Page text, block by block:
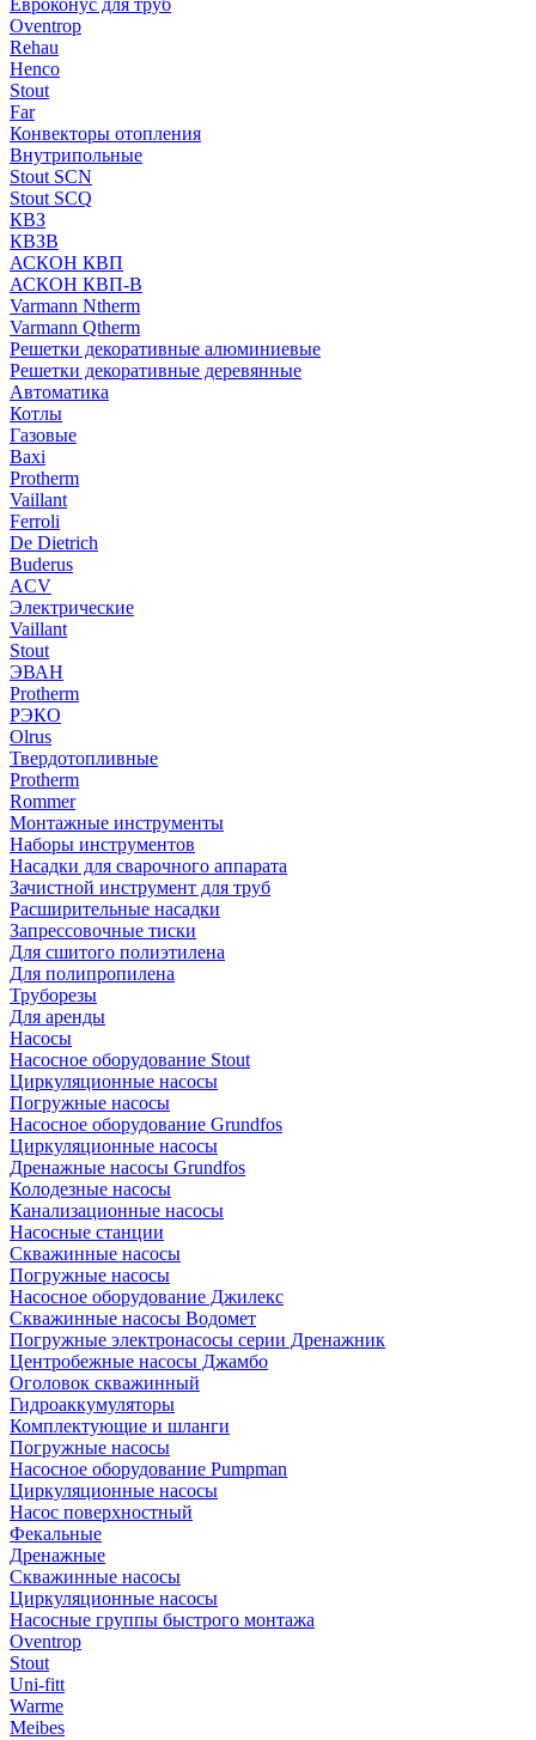
Евроконус для труб
Oventrop
Rehau
Henco
Stout
Far
Конвекторы отопления
Внутрипольные
Stout SCN
Stout SCQ
КВЗ
КВЗВ
АСКОН КВП
АСКОН КВП-В
Varmann Ntherm
Varmann Qtherm
Решетки декоративные алюминиевые
Решетки декоративные деревянные
Автоматика
Котлы
Газовые
Baxi
Protherm
Vaillant
Ferroli
De Dietrich
Buderus
ACV
Электрические
Vaillant
Stout
ЭВАН
Protherm
РЭКО
Olrus
Твердотопливные
Protherm
Rommer
Монтажные инструменты
Наборы инструментов
Насадки для сварочного аппарата
Зачистной инструмент для труб
Расширительные насадки
Запрессовочные тиски
Для сшитого полиэтилена
Для полипропилена
Труборезы
Для аренды
Насосы
Насосное оборудование Stout
Циркуляционные насосы
Погружные насосы
Насосное оборудование Grundfos
Циркуляционные насосы
Дренажные насосы Grundfos
Колодезные насосы
Канализационные насосы
Насосные станции
Скважинные насосы
Погружные насосы
Насосное оборудование Джилекс
Скважинные насосы Водомет
Погружные электронасосы серии Дренажник
Центробежные насосы Джамбо
Оголовок скважинный
Гидроаккумуляторы
Комплектующие и шланги
Погружные насосы
Насосное оборудование Pumpman
Циркуляционные насосы
Насос поверхностный
Фекальные
Дренажные
Скважинные насосы
Циркуляционные насосы
Насосные группы быстрого монтажа
Oventrop
Stout
Uni-fitt
Warme
Meibes